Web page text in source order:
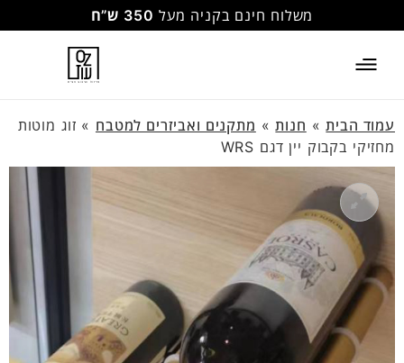
משלוח חינם בקניה מעל 350 ש”ח
עמוד הבית» חנות» מתקנים ואביזרים למטבח » זוג מוטות
מחזיקי בקבוק יין דגם WRS